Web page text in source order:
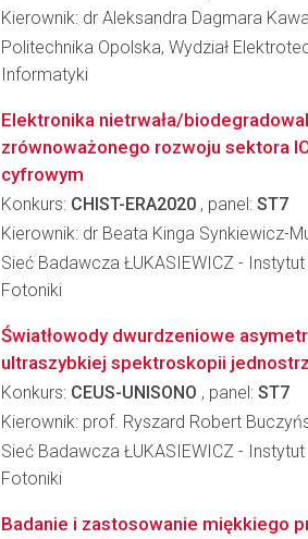
Kierownik: dr Aleksandra Dagmara
Politechnika Opolska, Wydział
Informatyki
Elektronika nietrwała/
zrównoważonego rozwoju sektora
cyfrowym
Konkurs: CHIST-ERA2020 , panel: ST7
Kierownik: dr Beata Kinga Synkiewicz-
Sieć Badawcza ŁUKASIEWICZ -
Fotoniki
Światłowody dwurdzeniowe
ultraszybkiej spektroskopii
Konkurs: CEUS-UNISONO , panel: ST7
Kierownik: prof. Ryszard Robert
Sieć Badawcza ŁUKASIEWICZ -
Fotoniki
Badanie i zastosowanie miękkiego